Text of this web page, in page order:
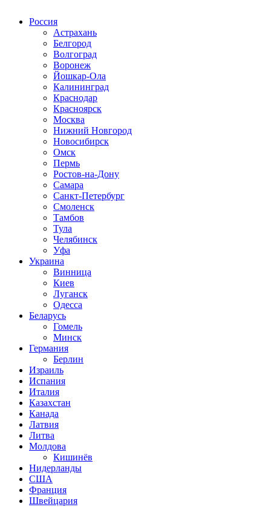
Россия
Астрахань
Белгород
Волгоград
Воронеж
Йошкар-Ола
Калининград
Краснодар
Красноярск
Москва
Нижний Новгород
Новосибирск
Омск
Пермь
Ростов-на-Дону
Самара
Санкт-Петербург
Смоленск
Тамбов
Тула
Челябинск
Уфа
Украина
Винница
Киев
Луганск
Одесса
Беларусь
Гомель
Минск
Германия
Берлин
Израиль
Испания
Италия
Казахстан
Канада
Латвия
Литва
Молдова
Кишинёв
Нидерланды
США
Франция
Швейцария